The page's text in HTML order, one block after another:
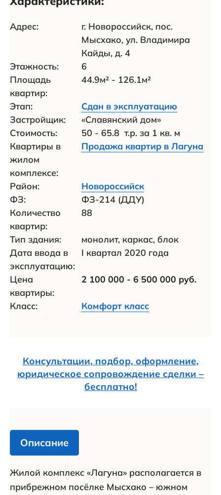
Адрес:
г. Новороссийск, пос.
Мысхако, ул. Владимира
Кайды, д. 4
Этажность:
6
Площадь
квартир:
44.9м² - 126.1м²
Этап:
Сдан в эксплуатацию
Застройщик:
«Славянский дом»
Стоимость:
50 - 65.8 т.р. за 1 кв. м
Квартиры в
жилом
комплексе:
Продажа квартир в Лагуна
Район:
Новороссийск
ФЗ:
ФЗ-214 (ДДУ)
Количество
квартир:
88
Тип здания:
монолит, каркас, блок
Дата ввода в
эксплуатацию:
I квартал 2020 года
Цена
квартиры:
2 100 000 - 6 500 000 руб.
Класс: Комфорт класс
Консультации, подбор, оформление,
юридическое сопровождение сделки –
бесплатно!
Описание
Жилой комплекс «Лагуна» располагается в
прибрежном посёлке Мысхако – южном